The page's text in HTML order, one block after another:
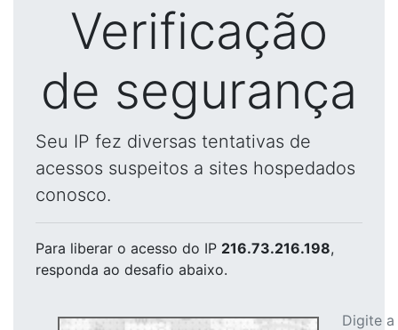
Verificação
de segurança
Seu IP fez diversas tentativas de
acessos suspeitos a sites hospedados
conosco.
Para liberar o acesso do IP 216.73.216.198,
responda ao desafio abaixo.
Digite